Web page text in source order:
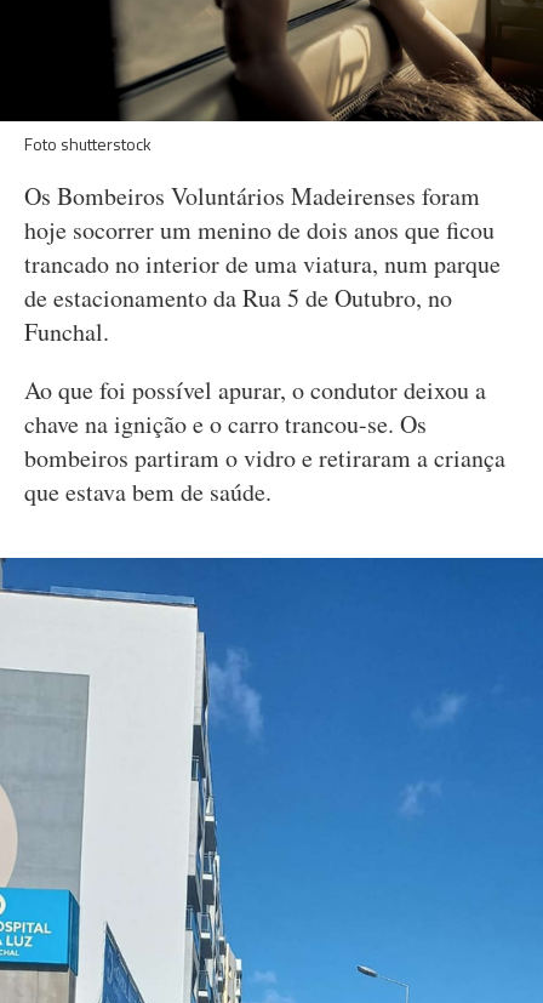
Foto shutterstock
Os Bombeiros Voluntários Madeirenses foram
hoje socorrer um menino de dois anos que ficou
trancado no interior de uma viatura, num parque
de estacionamento da Rua 5 de Outubro, no
Funchal.
Ao que foi possível apurar, o condutor deixou a
chave na ignição e o carro trancou-se. Os
bombeiros partiram o vidro e retiraram a criança
que estava bem de saúde.